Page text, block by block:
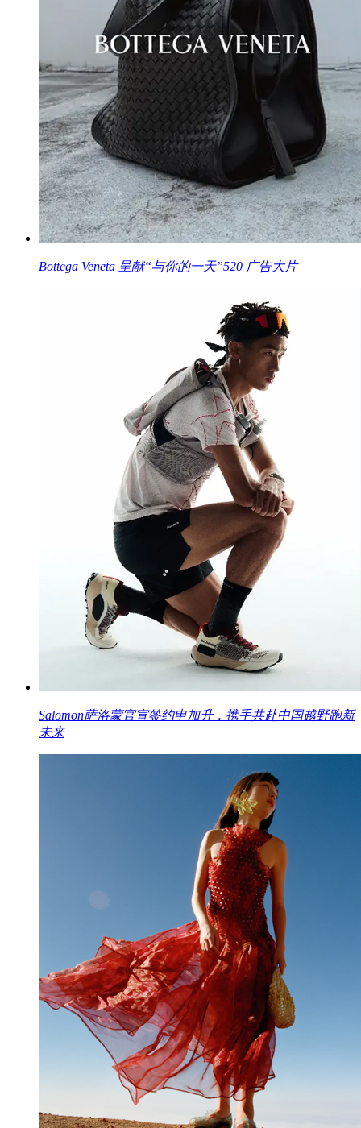
Bottega Veneta 呈献“与你的一天”520 广告大片
Salomon萨洛蒙官宣签约申加升，携手共赴中国越野跑新
未来